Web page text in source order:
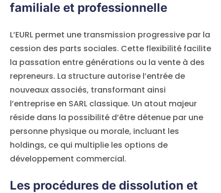
familiale et professionnelle
L’EURL permet une transmission progressive par la
cession des parts sociales. Cette flexibilité facilite
la passation entre générations ou la vente à des
repreneurs. La structure autorise l’entrée de
nouveaux associés, transformant ainsi
l’entreprise en SARL classique. Un atout majeur
réside dans la possibilité d’être détenue par une
personne physique ou morale, incluant les
holdings, ce qui multiplie les options de
développement commercial.
Les procédures de dissolution et